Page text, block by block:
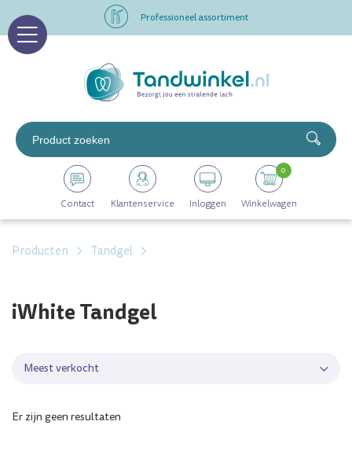
Professioneel assortiment
Op werkdagen voor 16.00 uur besteld, morgen in huis
Professioneel assortiment
Altijd op voorraad
Contact Klantenservice Inloggen Winkelwagen
0
Producten Tandgel
iWhite Tandgel
Meest verkocht
Er zijn geen resultaten